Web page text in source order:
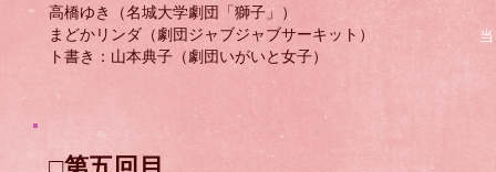
高橋ゆき（名城大学劇団「獅子」）
まどかリンダ（劇団ジャブジャブサーキット）
ト書き：山本典子（劇団いがいと女子）